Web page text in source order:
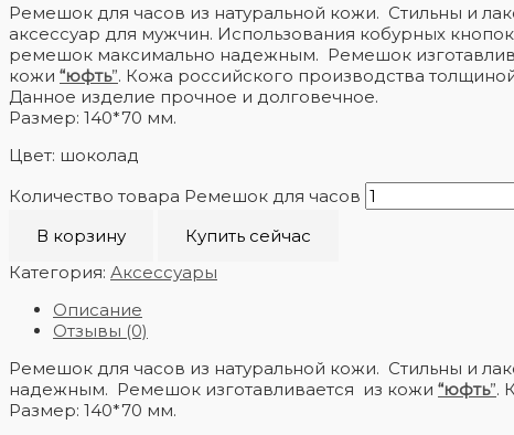
Ремешок для часов из натуральной кожи. Стильны и
аксессуар для мужчин. Использования кобурных
ремешок максимально надежным. Ремешок
кожи “юфть”. Кожа российского производства
Данное изделие прочное и долговечное.
Размер: 140*70 мм.
Цвет: шоколад
Количество товара Ремешок для часов
В корзину
Купить сейчас
Категория: Аксессуары
Описание
Отзывы (0)
Ремешок для часов из натуральной кожи. Стильны и
надежным. Ремешок изготавливается из кожи “юфть”.
Размер: 140*70 мм.